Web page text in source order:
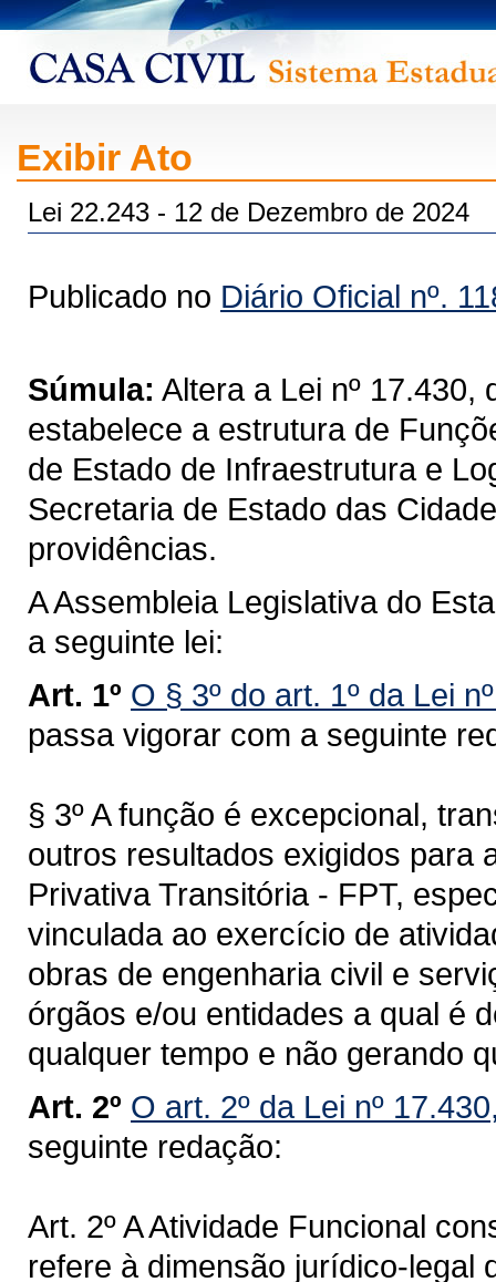
Exibir Ato
Lei 22.243 - 12 de Dezembro de 2024
Publicado no Diário Oficial nº.
Súmula: Altera a Lei nº 17.430,
estabelece a estrutura de
de Estado de Infraestrutura e
Secretaria de Estado das
providências.
A Assembleia Legislativa do
a seguinte lei:
Art. 1º O § 3º do art. 1º da Lei
passa vigorar com a seguinte
§ 3º A função é excepcional,
outros resultados exigidos para
Privativa Transitória - FPT,
vinculada ao exercício de
obras de engenharia civil e
órgãos e/ou entidades a qual é
qualquer tempo e não gerando
Art. 2º O art. 2º da Lei nº
seguinte redação:
Art. 2º A Atividade Funcional
refere à dimensão jurídico-legal